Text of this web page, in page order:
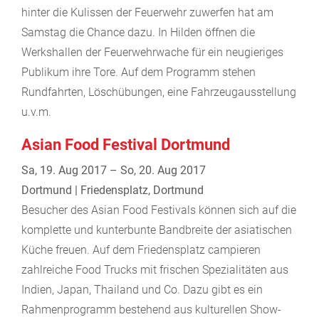
hinter die Kulissen der Feuerwehr zuwerfen hat am
Samstag die Chance dazu. In Hilden öffnen die
Werkshallen der Feuerwehrwache für ein neugieriges
Publikum ihre Tore. Auf dem Programm stehen
Rundfahrten, Löschübungen, eine Fahrzeugausstellung
u.v.m.
Asian Food Festival Dortmund
Sa, 19. Aug 2017 – So, 20. Aug 2017
Dortmund | Friedensplatz, Dortmund
Besucher des Asian Food Festivals können sich auf die
komplette und kunterbunte Bandbreite der asiatischen
Küche freuen. Auf dem Friedensplatz campieren
zahlreiche Food Trucks mit frischen Spezialitäten aus
Indien, Japan, Thailand und Co. Dazu gibt es ein
Rahmenprogramm bestehend aus kulturellen Show-